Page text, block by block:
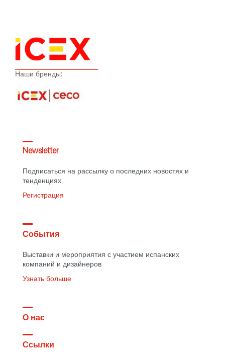
Наши бренды:
Newsletter
Подписаться на рассылку о последних новостях и
тенденциях
Регистрация
События
Выставки и мероприятия с участием испанских
компаний и дизайнеров
Узнать больше
О нас
Ссылки